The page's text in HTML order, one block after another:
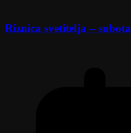
Riznica svetitelja –